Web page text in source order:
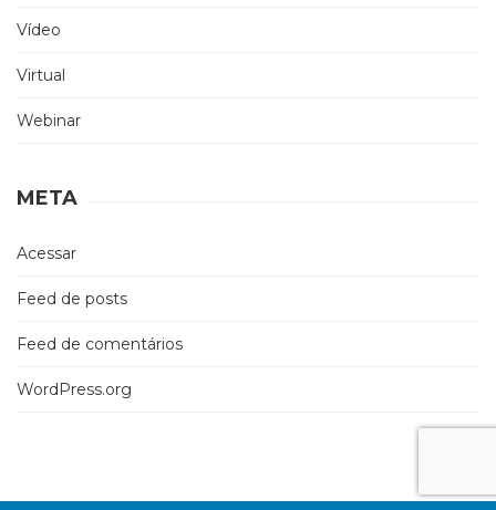
Vídeo
Virtual
Webinar
META
Acessar
Feed de posts
Feed de comentários
WordPress.org